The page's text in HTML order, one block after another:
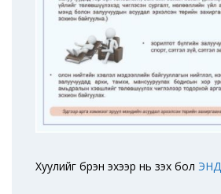
Хуулийг бүрэн эхээр нь үзэх бол ЭНД